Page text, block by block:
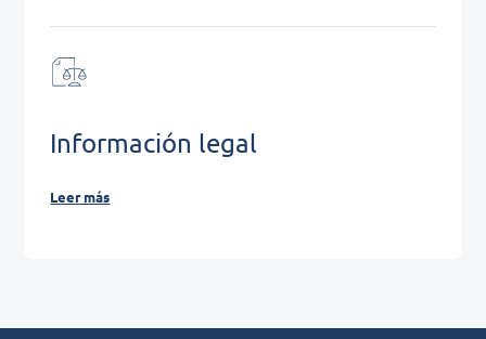
Información legal
Leer más